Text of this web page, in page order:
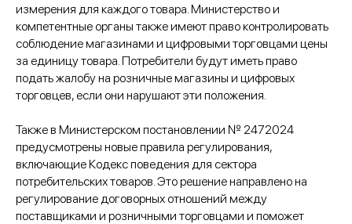
измерения для каждого товара. Министерство и
компетентные органы также имеют право контролировать
соблюдение магазинами и цифровыми торговцами цены
за единицу товара. Потребители будут иметь право
подать жалобу на розничные магазины и цифровых
торговцев, если они нарушают эти положения.
Также в Министерском постановлении № 2472024
предусмотрены новые правила регулирования,
включающие Кодекс поведения для сектора
потребительских товаров. Это решение направлено на
регулирование договорных отношений между
поставщиками и розничными торговцами и поможет